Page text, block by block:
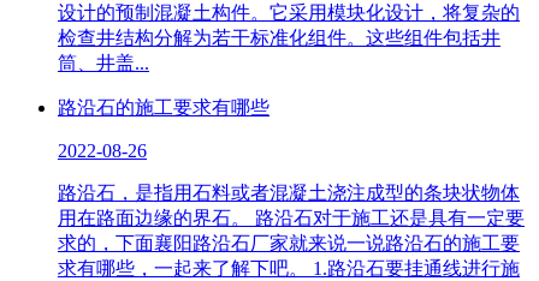
设计的预制混凝土构件。它采用模块化设计，将复杂的
检查井结构分解为若干标准化组件。这些组件包括井
筒、井盖...
路沿石的施工要求有哪些
2022-08-26
路沿石，是指用石料或者混凝土浇注成型的条块状物体
用在路面边缘的界石。 路沿石对于施工还是具有一定要
求的，下面襄阳路沿石厂家就来说一说路沿石的施工要
求有哪些，一起来了解下吧。 1.路沿石要挂通线进行施